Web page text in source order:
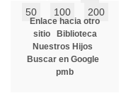
50
100 200
Enlace hacia otro
sitio
Biblioteca
Nuestros Hijos
Buscar en Google
pmb